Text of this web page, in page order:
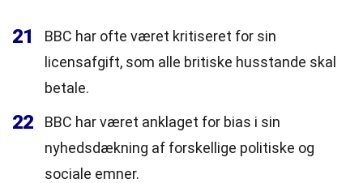
21
BBC har ofte været kritiseret for sin
licensafgift, som alle britiske husstande skal
betale.
22
BBC har været anklaget for bias i sin
nyhedsdækning af forskellige politiske og
sociale emner.